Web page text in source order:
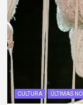
CULTURA ÚLTIMAS